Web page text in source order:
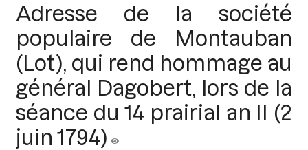
Adresse de la société
populaire de Montauban
(Lot), qui rend hommage au
général Dagobert, lors de la
séance du 14 prairial an II (2
juin 1794)